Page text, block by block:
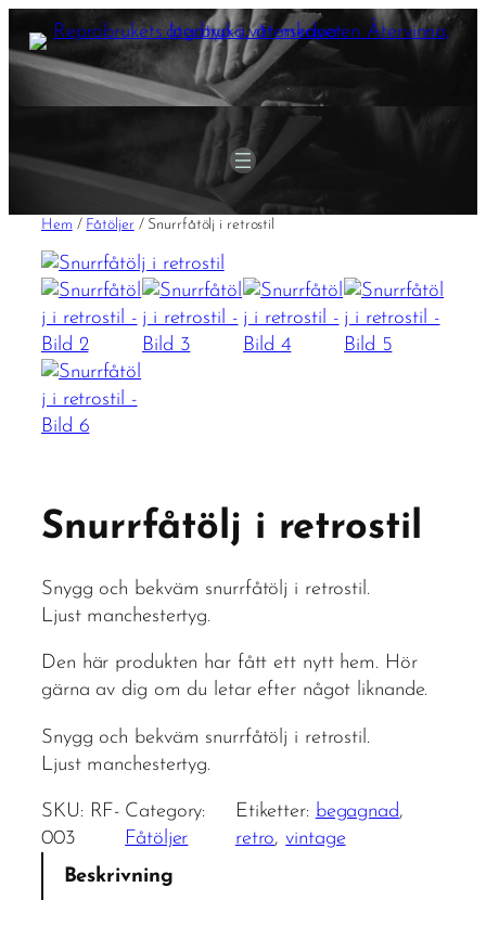
Hoppa
till
innehåll
Hem / Fåtöljer/ Snurrfåtölj i retrostil
Snurrfåtölj i retrostil
Snygg och bekväm snurrfåtölj i retrostil.
Ljust manchestertyg.
Den här produkten har fått ett nytt hem. Hör
gärna av dig om du letar efter något liknande.
Snygg och bekväm snurrfåtölj i retrostil.
Ljust manchestertyg.
SKU: RF-
003
Category:
Fåtöljer
Etiketter: begagnad
retro, vintage
Beskrivning